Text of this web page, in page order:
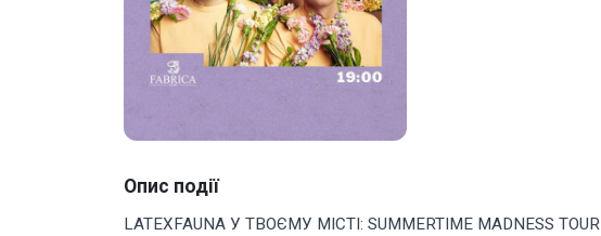
Опис події
LATEXFAUNA У ТВОЄМУ МІСТІ: SUMMERTIME MADNESS TOUR